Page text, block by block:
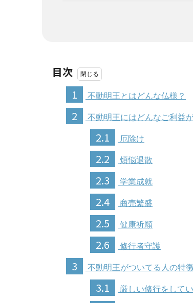
目次
1
不動明王とはどんな仏様？
2 不動明王にはどんなご利益
2.1 厄除け
2.2 煩悩退散
2.3 学業成就
2.4 商売繁盛
2.5 健康祈願
2.6 修行者守護
3 不動明王がついてる人の特
3.1 厳しい修行をして